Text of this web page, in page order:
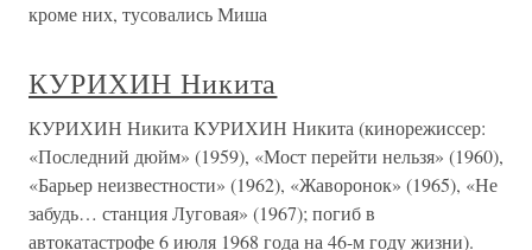
кроме них, тусовались Миша
КУРИХИН Никита
КУРИХИН Никита КУРИХИН Никита (кинорежиссер:
«Последний дюйм» (1959), «Мост перейти нельзя» (1960),
«Барьер неизвестности» (1962), «Жаворонок» (1965), «Не
забудь… станция Луговая» (1967); погиб в
автокатастрофе 6 июля 1968 года на 46-м году жизни).